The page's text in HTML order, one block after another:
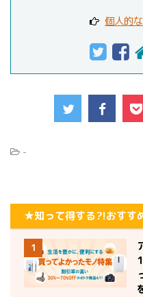
個人的
-
★知って得する?!おすす
1